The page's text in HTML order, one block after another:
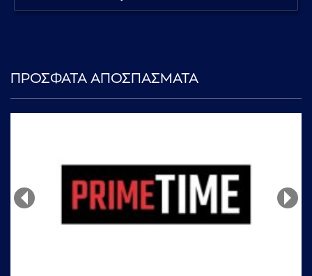
ΠΡΟΣΦΑΤΑ ΑΠΟΣΠΑΣΜΑΤΑ